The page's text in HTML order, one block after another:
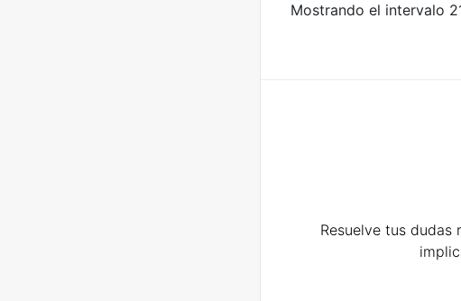
Mostrando el intervalo
Resuelve tus dudas